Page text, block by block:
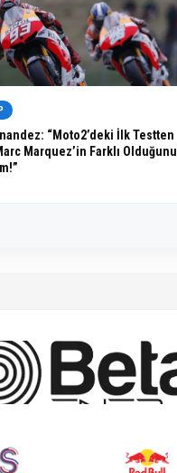
“Moto2’deki İlk Testten
Marquez’in Farklı Olduğunu